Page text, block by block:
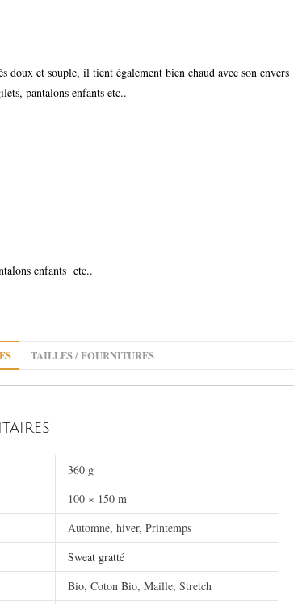
et souple, il tient également bien chaud avec son envers
pantalons enfants etc..
enfants etc..
TAILLES / FOURNITURES
360 g
100 × 150 m
Automne, hiver, Printemps
Sweat gratté
Bio, Coton Bio, Maille, Stretch